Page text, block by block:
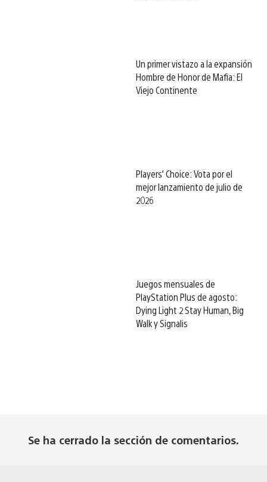
Un primer vistazo a la expansión
Hombre de Honor de Mafia: El
Viejo Continente
Players’ Choice: Vota por el
mejor lanzamiento de julio de
2026
Juegos mensuales de
PlayStation Plus de agosto:
Dying Light 2 Stay Human, Big
Walk y Signalis
Se ha cerrado la sección de comentarios.